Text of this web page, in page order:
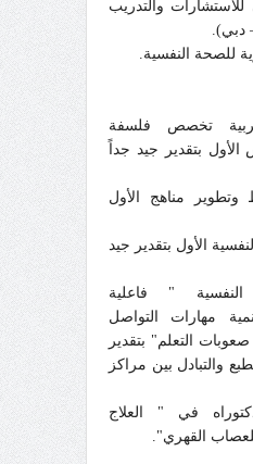
والتدريب
دبي).
للصحة النفسية.
تخصص فلسفة
بتقدير جيد جداً
مناهج الأول
الأول بتقدير جيد
" فاعلية
مهارات التواصل
التعلم" بتقدير
والتبادل بين مراكز
في " العلاج
القهري".